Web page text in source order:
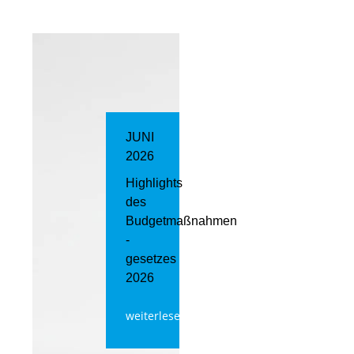
JUNI
2026
Highlights
des
Budgetmaßnahmen​
­
gesetzes
2026
weiterlesen